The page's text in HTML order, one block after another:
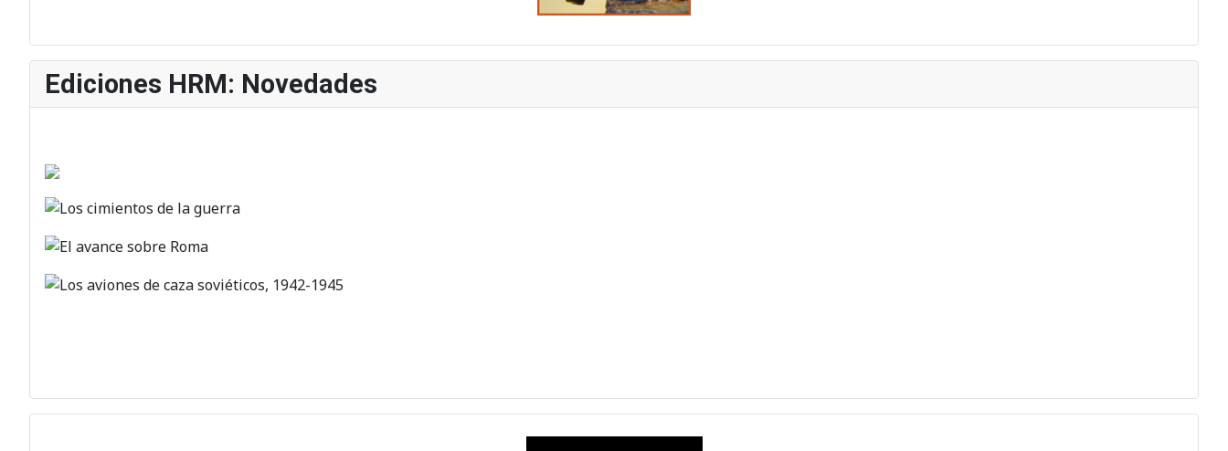
Ediciones HRM: Novedades